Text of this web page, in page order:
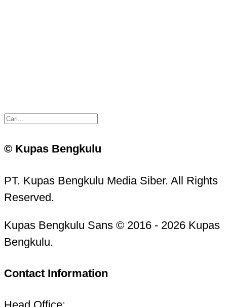
© Kupas Bengkulu
PT. Kupas Bengkulu Media Siber. All Rights
Reserved.
Kupas Bengkulu Sans © 2016 - 2026 Kupas
Bengkulu.
Contact Information